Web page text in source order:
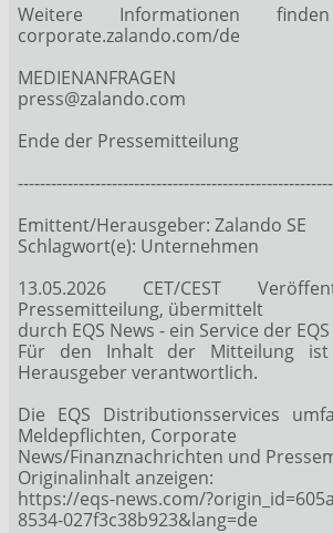
Weitere Informationen
corporate.zalando.com/de
MEDIENANFRAGEN
press@zalando.com
Ende der Pressemitteilung
Emittent/Herausgeber: Zalando SE
Schlagwort(e): Unternehmen
13.05.2026 CET/CEST
Pressemitteilung, übermittelt
durch EQS News - ein Service der
Für den Inhalt der Mitteilung
Herausgeber verantwortlich.
Die EQS Distributionsservices
Meldepflichten, Corporate
News/Finanznachrichten und
Originalinhalt anzeigen:
https://eqs-news.com/
8534-027f3c38b923&lang=de